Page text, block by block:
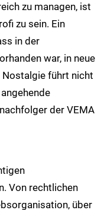
zu managen, ist
zu sein. Ein
in der
war, in neue
führt nicht
der VEMA
Von rechtlichen
über